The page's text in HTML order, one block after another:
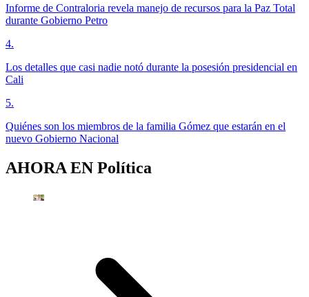
Informe de Contraloria revela manejo de recursos para la Paz Total
durante Gobierno Petro
4.
Los detalles que casi nadie notó durante la posesión presidencial en
Cali
5.
Quiénes son los miembros de la familia Gómez que estarán en el
nuevo Gobierno Nacional
AHORA EN Política